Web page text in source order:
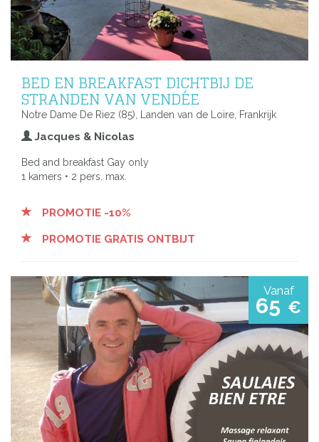
BED EN BREAKFAST DICHTBIJ DE
STRANDEN VAN VENDÉE
Notre Dame De Riez (85), Landen van de Loire, Frankrijk
Jacques & Nicolas
Bed and breakfast Gay only
1 kamers • 2 pers. max.
PROMOTIE -10%
PROMOTIE GRATIS ONTBIJT
Vanaf
65 €